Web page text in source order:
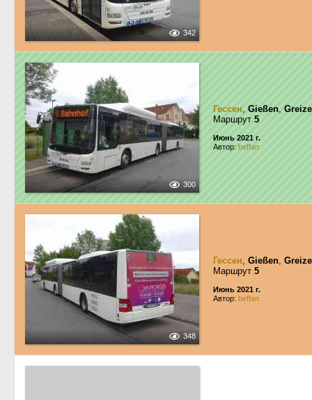
342
300
Гессен, Gießen,
Маршрут 5
Июнь 2021 г.
Автор: beffan
348
Гессен, Gießen,
Маршрут 5
Июнь 2021 г.
Автор: beffan